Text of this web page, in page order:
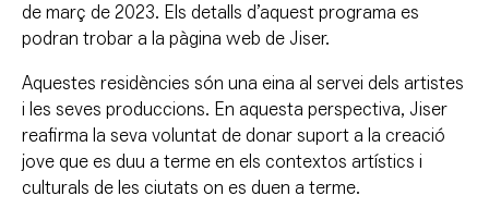
de març de 2023. Els detalls d’aquest programa es
podran trobar a la pàgina web de Jiser.
Aquestes residències són una eina al servei dels artistes
i les seves produccions. En aquesta perspectiva, Jiser
reafirma la seva voluntat de donar suport a la creació
jove que es duu a terme en els contextos artístics i
culturals de les ciutats on es duen a terme.